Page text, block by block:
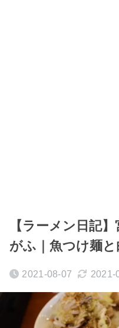
【ラーメン日記
がふ｜魚つけ麺
2021-08-07 2021-